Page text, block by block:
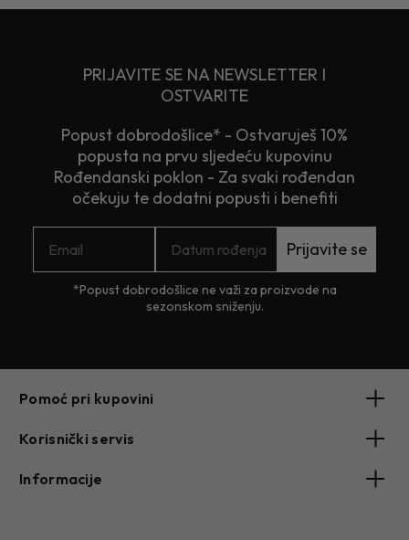
PRIJAVITE SE NA NEWSLETTER I
OSTVARITE
Popust dobrodošlice* - Ostvaruješ 10%
popusta na prvu sljedeću kupovinu
Rođendanski poklon - Za svaki rođendan
očekuju te dodatni popusti i benefiti
Prijavite se
*Popust dobrodošlice ne važi za proizvode na
sezonskom sniženju.
Pomoć pri kupovini
Korisnički servis
Informacije